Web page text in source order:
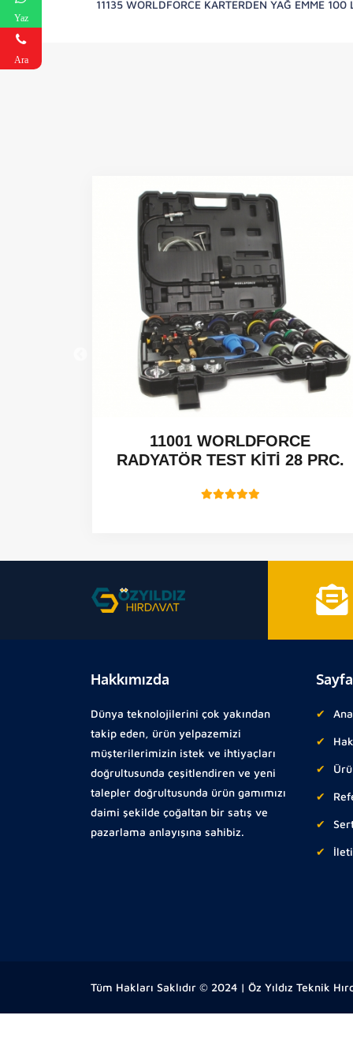
11135 WORLDFORCE KARTERDEN YAĞ EMME 100
11001 WORLDFORCE
RADYATÖR TEST KİTİ 28 PRC.
Hakkımızda
Dünya teknolojilerini çok yakından
takip eden, ürün yelpazemizi
müşterilerimizin istek ve ihtiyaçları
doğrultusunda çeşitlendiren ve yeni
talepler doğrultusunda ürün gamımızı
daimi şekilde çoğaltan bir satış ve
pazarlama anlayışına sahibiz.
Tüm Hakları Saklıdır © 2024 | Öz Yıldız Teknik
Yaz
Ara